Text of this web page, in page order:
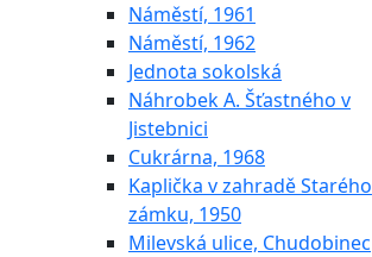
Náměstí, 1961
Náměstí, 1962
Jednota sokolská
Náhrobek A. Šťastného v
Jistebnici
Cukrárna, 1968
Kaplička v zahradě Starého
zámku, 1950
Milevská ulice, Chudobinec